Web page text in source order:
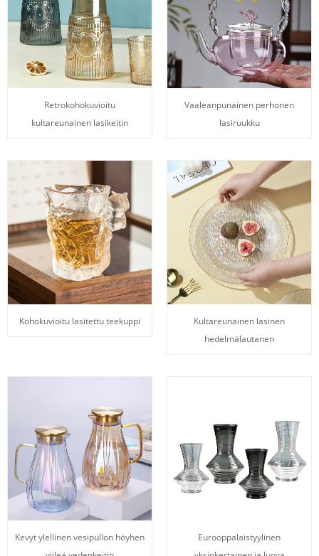
Retrokohokuvioitu
kultareunainen lasikeitin
Vaaleanpunainen perhonen
lasiruukku
Kohokuvioitu lasitettu teekuppi
Kultareunainen lasinen
hedelmälautanen
Kevyt ylellinen vesipullon höyhen
Eurooppalaistyylinen